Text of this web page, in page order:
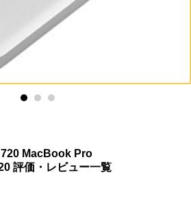
MacBook Pro
評価・レビュー一覧